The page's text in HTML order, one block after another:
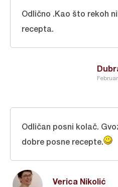
Odlično .Kao što rekoh
recepta.
Verica Nikolić
Odličan posni kolač.
dobre posne recepte.